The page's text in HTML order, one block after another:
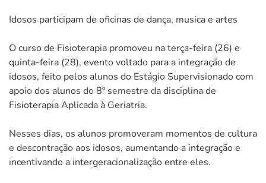
Idosos participam de oficinas de dança, musica e artes
O curso de Fisioterapia promoveu na terça-feira (26) e
quinta-feira (28), evento voltado para a integração de
idosos, feito pelos alunos do Estágio Supervisionado com
apoio dos alunos do 8º semestre da disciplina de
Fisioterapia Aplicada à Geriatria.
Nesses dias, os alunos promoveram momentos de cultura
e descontração aos idosos, aumentando a integração e
incentivando a intergeracionalização entre eles.